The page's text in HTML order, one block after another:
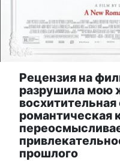
Рецензия на
разрушила мою
романтическая
прошлого